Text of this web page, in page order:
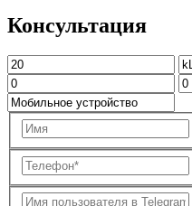
Консультация